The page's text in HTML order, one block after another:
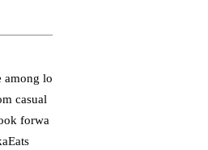
among lo
casual
forwa